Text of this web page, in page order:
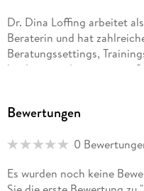
Dr. Dina Loffing arbeitet
Beraterin und hat
Beratungssettings,
begleitet und unterstützt.
Bewertungen
0
Es wurden noch keine